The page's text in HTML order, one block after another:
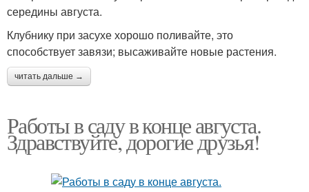
середины августа.
Клубнику при засухе хорошо поливайте, это
способствует завязи; высаживайте новые растения.
читать дальше →
Работы в саду в конце августа.
Здравствуйте, дорогие друзья!